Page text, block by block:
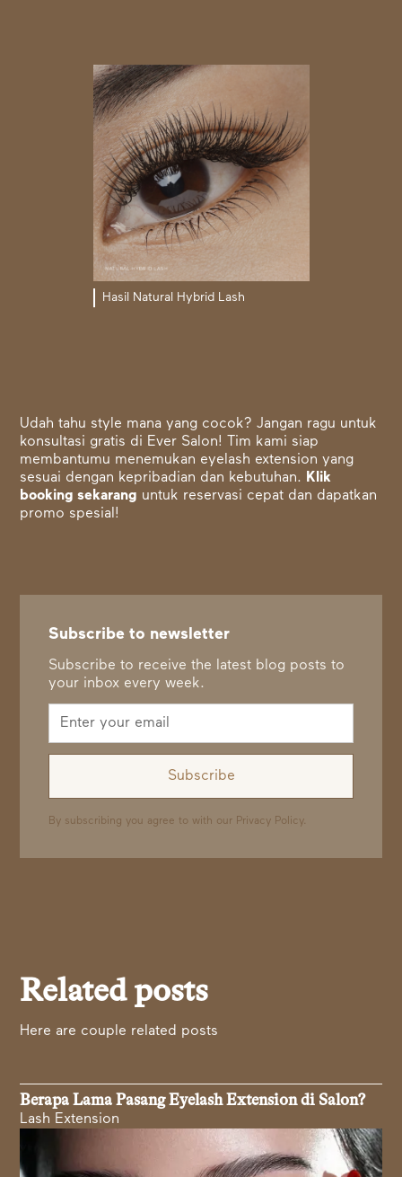
Hasil Natural Hybrid Lash
Udah tahu style mana yang cocok? Jangan ragu untuk
konsultasi gratis di Ever Salon! Tim kami siap
membantumu menemukan eyelash extension yang
sesuai dengan kepribadian dan kebutuhan. Klik
booking sekarang untuk reservasi cepat dan dapatkan
promo spesial!
Subscribe to newsletter
Subscribe to receive the latest blog posts to
your inbox every week.
By subscribing you agree to with our Privacy Policy.
Related posts
Here are couple related posts
Berapa Lama Pasang Eyelash Extension di Salon?
Lash Extension